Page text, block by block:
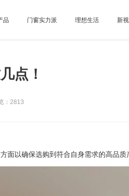
品 门窗实力派 理想生活 新
点！
2813
面以确保选购到符合自身需求的高品质